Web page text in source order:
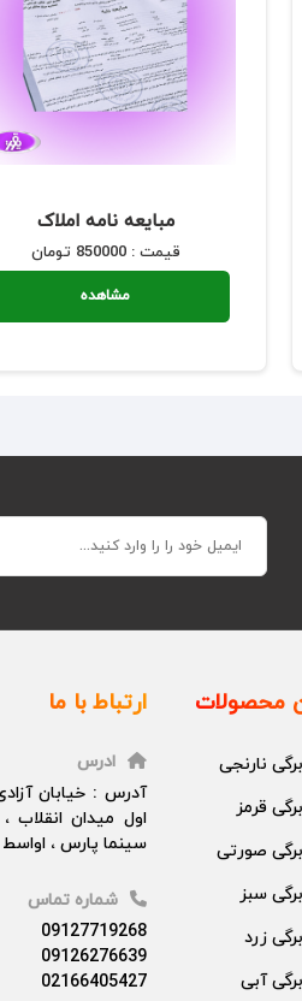
مبایعه نامه املاک
قیمت : 850000 تومان
مشاهده
محصولات ارتباط با ما
ادرس
آدرس : خیابان
اول میدان انقلاب
سینما پارس ، اواسط
شماره تماس
09127719268
09126276639
02166405427